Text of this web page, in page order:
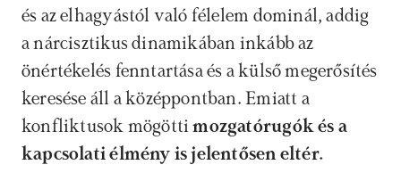
és az elhagyástól való félelem dominál, addig
a nárcisztikus dinamikában inkább az
önértékelés fenntartása és a külső megerősítés
keresése áll a középpontban. Emiatt a
konfliktusok mögötti mozgatórugók és a
kapcsolati élmény is jelentősen eltér.